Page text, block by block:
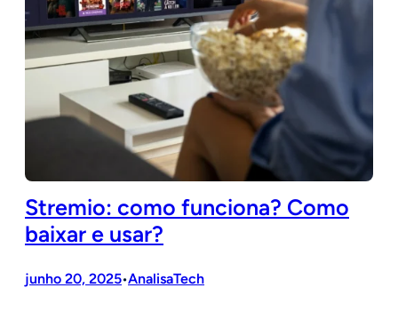
Stremio: como funciona? Como
baixar e usar?
junho 20, 2025•AnalisaTech